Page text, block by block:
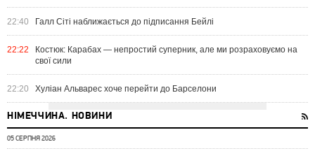
22:40 Галл Сіті наближається до підписання Бейлі
22:22
Костюк: Карабах — непростий суперник, але ми розраховуємо на
свої сили
22:20 Хуліан Альварес хоче перейти до Барселони
НІМЕЧЧИНА. НОВИНИ
05 СЕРПНЯ 2026